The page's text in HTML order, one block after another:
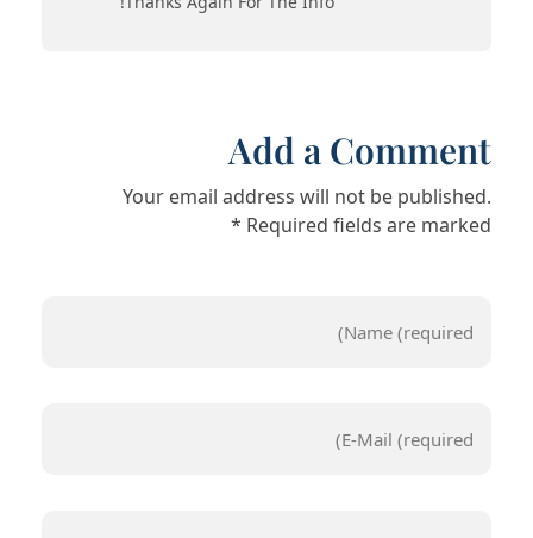
Add a Comment
Your email address will not be published.
Required fields are marked *